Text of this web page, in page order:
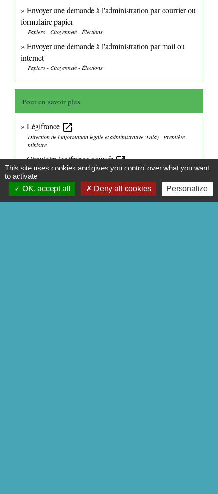
Envoyer une demande à l'administration par courrier ou
formulaire papier
Papiers - Citoyenneté - Élections
Envoyer une demande à l'administration par mail ou
internet
Papiers - Citoyenneté - Élections
Pour en savoir plus
Légifrance open_in_new
Direction de l'information légale et administrative (Dila) - Première
ministre
Circulaire.legifrance.gouv.fropen_in_new
Direction de l'information légale et administrative (Dila) - Première
ministre
Sites internet de publication des circulaires et instructions
opposablesopen_in_new
This site uses cookies and gives you control over what you want
to activate
OK, accept all
Deny all cookies Personalize